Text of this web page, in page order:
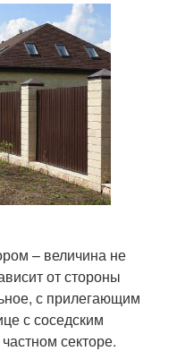
– величина не
от стороны
с прилегающим
с соседским
секторе.